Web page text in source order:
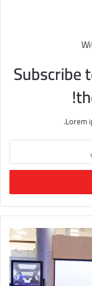
Subscribe
Lorem